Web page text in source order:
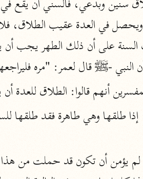
نظم الدرر
البقاعي (٨٨٥ هـ)
لغة وبلاغة
التحرير
ابن عاشور (١٣٩٣ هـ)
المحرر الوجيز
-ﷺ قال لعمر: "مره
أنهم قالوا: الطلاق للعدة
طلقها وهي طاهرة فقد طلقها